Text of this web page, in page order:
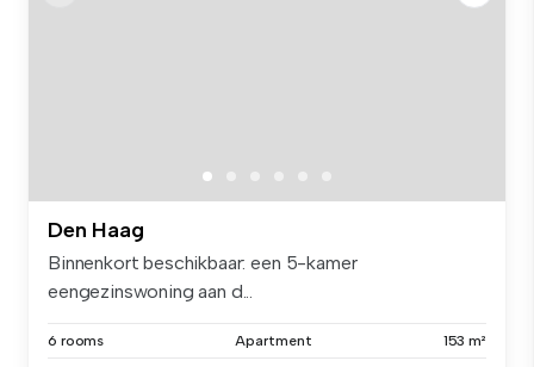
Den Haag
Binnenkort beschikbaar: een 5-kamer
eengezinswoning aan d...
6 rooms Apartment 153 m²